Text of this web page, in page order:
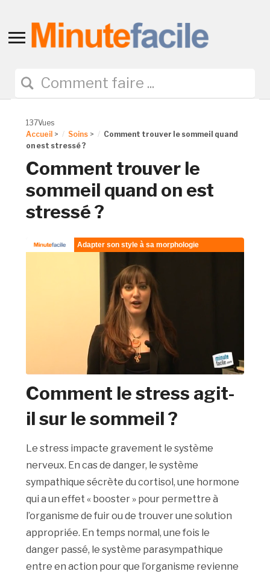
Toggle
navigation
137Vues
Accueil > Soins >
Comment trouver le sommeil quand
on est stressé ?
Comment trouver le
sommeil quand on est
stressé ?
Comment le stress agit-
il sur le sommeil ?
Le stress impacte gravement le système
nerveux. En cas de danger, le système
sympathique sécrète du cortisol, une hormone
qui a un effet « booster » pour permettre à
l’organisme de fuir ou de trouver une solution
appropriée. En temps normal, une fois le
danger passé, le système parasympathique
entre en action pour que l’organisme revienne